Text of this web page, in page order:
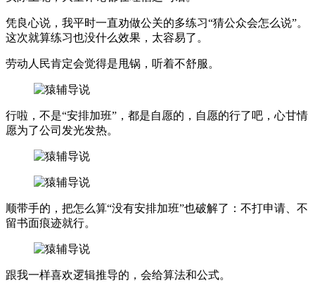
凭良心说，我平时一直劝做公关的多练习“猜公众会怎么说”。
这次就算练习也没什么效果，太容易了。
劳动人民肯定会觉得是甩锅，听着不舒服。
行啦，不是“安排加班”，都是自愿的，自愿的行了吧，心甘情
愿为了公司发光发热。
顺带手的，把怎么算“没有安排加班”也破解了：不打申请、不
留书面痕迹就行。
跟我一样喜欢逻辑推导的，会给算法和公式。